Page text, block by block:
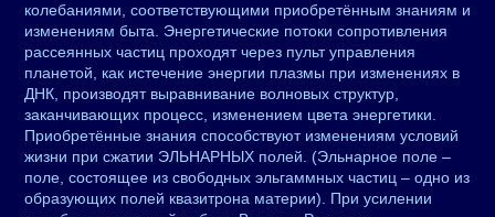
колебаниями, соответствующими приобретённым знаниям и
изменениям быта. Энергетические потоки сопротивления
рассеянных частиц проходят через пульт управления
планетой, как истечение энергии плазмы при изменениях в
ДНК, производят выравнивание волновых структур,
заканчивающих процесс, изменением цвета энергетики.
Приобретённые знания способствуют изменениям условий
жизни при сжатии ЭЛЬНАРНЫХ полей. (Эльнарное поле –
поле, состоящее из свободных эльгаммных частиц – одно из
образующих полей квазитрона материи). При усилении